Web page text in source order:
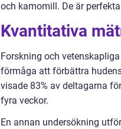
och kamomill. De är
Kvantitativa
Forskning och
förmåga att förbättra
visade 83% av deltagarna
fyra veckor.
En annan undersökning